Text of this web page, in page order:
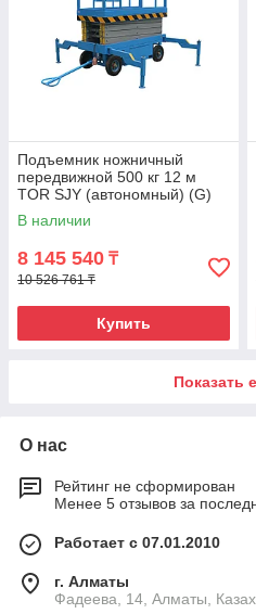
Подъемник ножничный
передвижной 500 кг 12 м
TOR SJY (автономный) (G)
В наличии
8 145 540 ₸
10 526 761 ₸
Купить
Показать
О нас
Рейтинг не сформирован
Менее 5 отзывов за
Работает с 07.01.2010
г. Алматы
Фадеева, 14, Алматы,